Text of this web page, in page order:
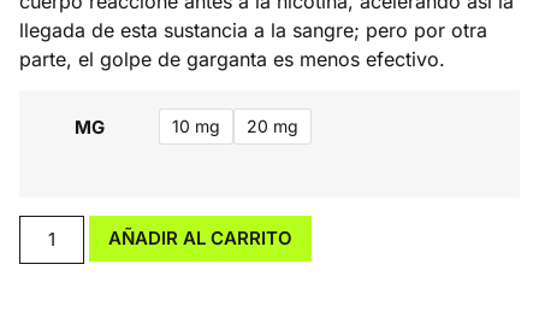
llegada de esta sustancia a la sangre; pero por otra
parte, el golpe de garganta es menos efectivo.
MG 10 mg 20 mg
AÑADIR AL CARRITO